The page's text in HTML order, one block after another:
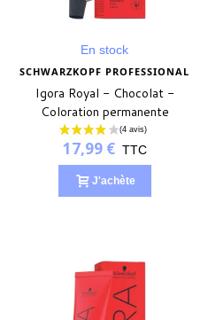
En stock
SCHWARZKOPF PROFESSIONAL
Igora Royal - Chocolat -
Coloration permanente
17,99 € TTC
J'achète